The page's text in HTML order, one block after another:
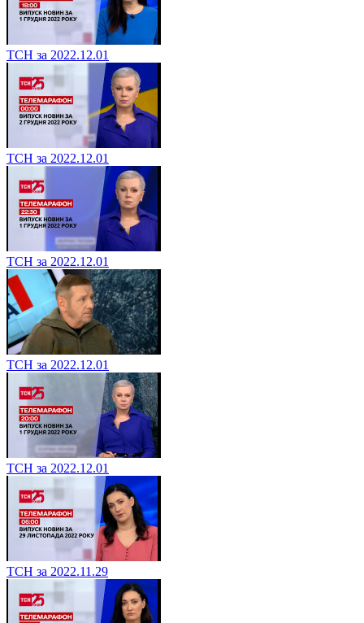
ТСН за 2022.12.01
ТСН за 2022.12.01
ТСН за 2022.12.01
ТСН за 2022.12.01
ТСН за 2022.12.01
ТСН за 2022.11.29